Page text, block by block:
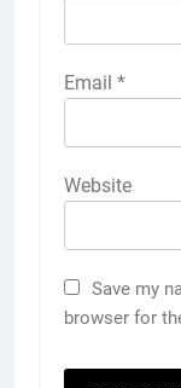
Email *
Website
Save my
browser for